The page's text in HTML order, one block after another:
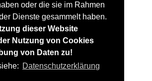
oder die sie im Rahmen
Dienste gesammelt haben.
dieser Website
Nutzung von Cookies
von Daten zu!
Datenschutzerklärung
selbst